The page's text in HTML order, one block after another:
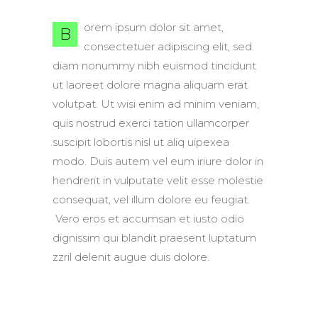
B
orem ipsum dolor sit amet,
consectetuer adipiscing elit, sed
diam nonummy nibh euismod tincidunt
ut laoreet dolore magna aliquam erat
volutpat. Ut wisi enim ad minim veniam,
quis nostrud exerci tation ullamcorper
suscipit lobortis nisl ut aliq uipexea
modo. Duis autem vel eum iriure dolor in
hendrerit in vulputate velit esse molestie
consequat, vel illum dolore eu feugiat.
Vero eros et accumsan et iusto odio
dignissim qui blandit praesent luptatum
zzril delenit augue duis dolore.